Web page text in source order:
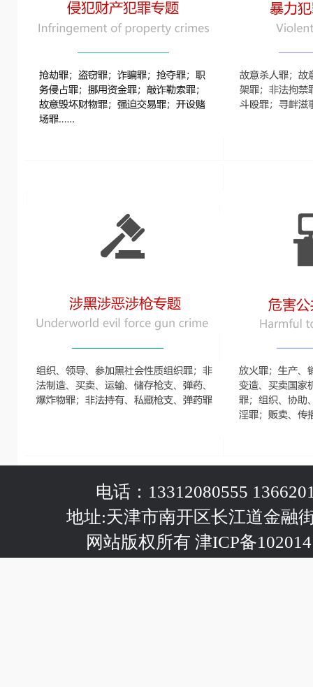
电话：13312080555
地址:天津市南开区长江道金融
网站版权所有 津ICP备